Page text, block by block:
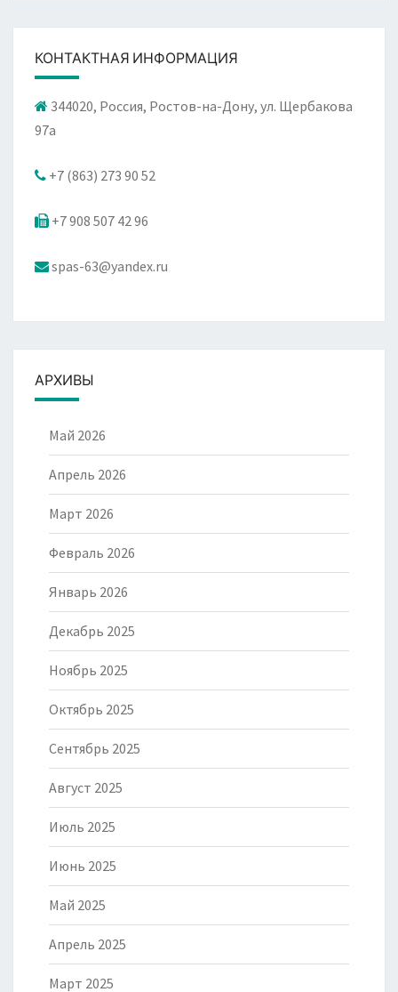
КОНТАКТНАЯ ИНФОРМАЦИЯ
344020, Россия, Ростов-на-Дону, ул. Щербакова
97а
+7 (863) 273 90 52
+7 908 507 42 96
spas-63@yandex.ru
АРХИВЫ
Май 2026
Апрель 2026
Март 2026
Февраль 2026
Январь 2026
Декабрь 2025
Ноябрь 2025
Октябрь 2025
Сентябрь 2025
Август 2025
Июль 2025
Июнь 2025
Май 2025
Апрель 2025
Март 2025